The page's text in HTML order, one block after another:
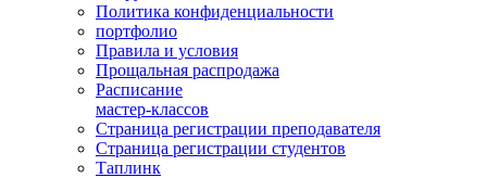
Политика конфиденциальности
портфолио
Правила и условия
Прощальная распродажа
Расписание
мастер-классов
Страница регистрации преподавателя
Страница регистрации студентов
Таплинк